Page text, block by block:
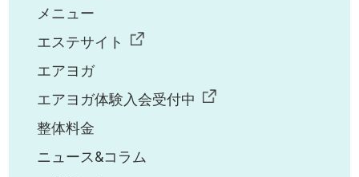
メニュー
エステサイト
エアヨガ
エアヨガ体験入会受付中
整体料金
ニュース&コラム